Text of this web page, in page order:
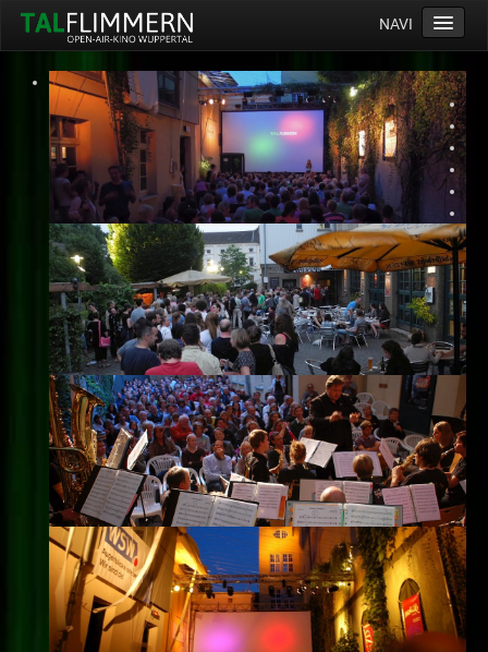
NAVI
Home
Programm
Service
Ticketinfos
Ort
Anreise
Wetter
Kinogutschein
Konzept
Archiv
Kontakt
Impressum
Datenschutz